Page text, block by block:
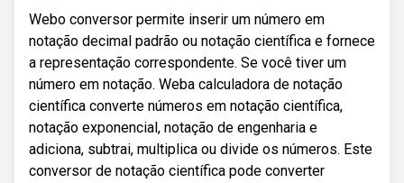
Webo conversor permite inserir um número em
notação decimal padrão ou notação científica e fornece
a representação correspondente. Se você tiver um
número em notação. Weba calculadora de notação
científica converte números em notação científica,
notação exponencial, notação de engenharia e
adiciona, subtrai, multiplica ou divide os números. Este
conversor de notação científica pode converter